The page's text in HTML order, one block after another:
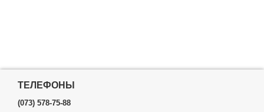
ТЕЛЕФОНЫ
(073) 578-75-88